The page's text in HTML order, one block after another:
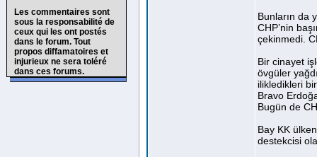
Les commentaires sont
sous la responsabilité de
ceux qui les ont postés
dans le forum. Tout
propos diffamatoires et
injurieux ne sera toléré
dans ces forums.
Bunların da
CHP’nin
çekinmedi.
Bir cinayet
övgüler
ilikledikleri
Bravo
Bugün de
Bay KK
destekcisi